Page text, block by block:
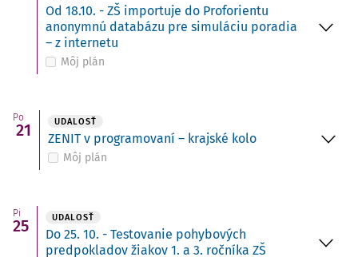
Od 18.10. - ZŠ importuje do Proforientu
anonymnú databázu pre simuláciu poradia
– z internetu
Môj plán
Po
21 UDALOSŤ
ZENIT v programovaní – krajské kolo
Môj plán
Pi
25 UDALOSŤ
Do 25. 10. - Testovanie pohybových
predpokladov žiakov 1. a 3. ročníka ZŠ